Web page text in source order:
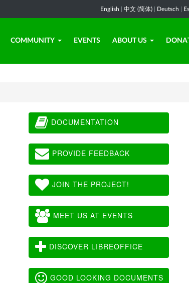
English 中文 (简体) Deutsch
COMMUNITY EVENTS ABOUT US
DOCUMENTATION
PROVIDE FEEDBACK
JOIN THE PROJECT!
MEET US AT EVENTS
DISCOVER LIBREOFFICE
GOOD LOOKING DOCUMENTS